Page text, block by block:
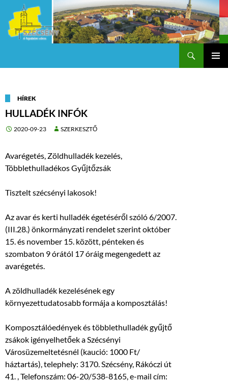
HÍREK
HULLADÉK INFÓK
2020-09-23 SZERKESZTŐ
Avarégetés, Zöldhulladék kezelés,
Többlethulladékos Gyűjtőzsák
Tisztelt szécsényi lakosok!
Az avar és kerti hulladék égetéséről szóló 6/2007.
(III.28.) önkormányzati rendelet szerint október
15. és november 15. között, pénteken és
szombaton 9 órától 17 óráig megengedett az
avarégetés.
A zöldhulladék kezelésének egy
környezettudatosabb formája a komposztálás!
Komposztálóedények és többlethulladék gyűjtő
zsákok igényelhetőek a Szécsényi
Városüzemeltetésnél (kaució: 1000 Ft/
háztartás), telephely: 3170. Szécsény, Rákóczi út
41. , Telefonszám: 06-20/538-8165, e-mail cím: